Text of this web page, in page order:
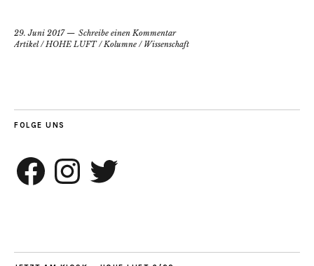
29. Juni 2017
Schreibe einen Kommentar
Artikel/HOHE LUFT/Kolumne / Wissenschaft
FOLGE UNS
Facebook InstagramTwitter